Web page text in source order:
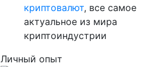
криптовалют, все самое
актуальное из мира
криптоиндустрии
Личный опыт